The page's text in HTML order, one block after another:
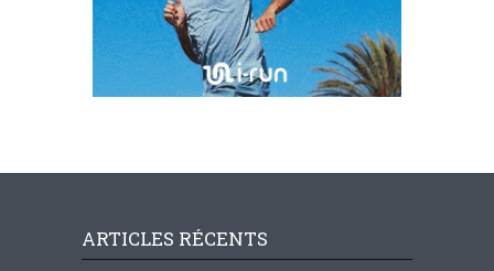
ARTICLES RÉCENTS